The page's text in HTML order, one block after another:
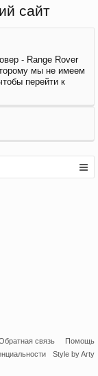
сайт
- Range Rover
мы не имеем
перейти к
связь
Помощь
Style by Arty